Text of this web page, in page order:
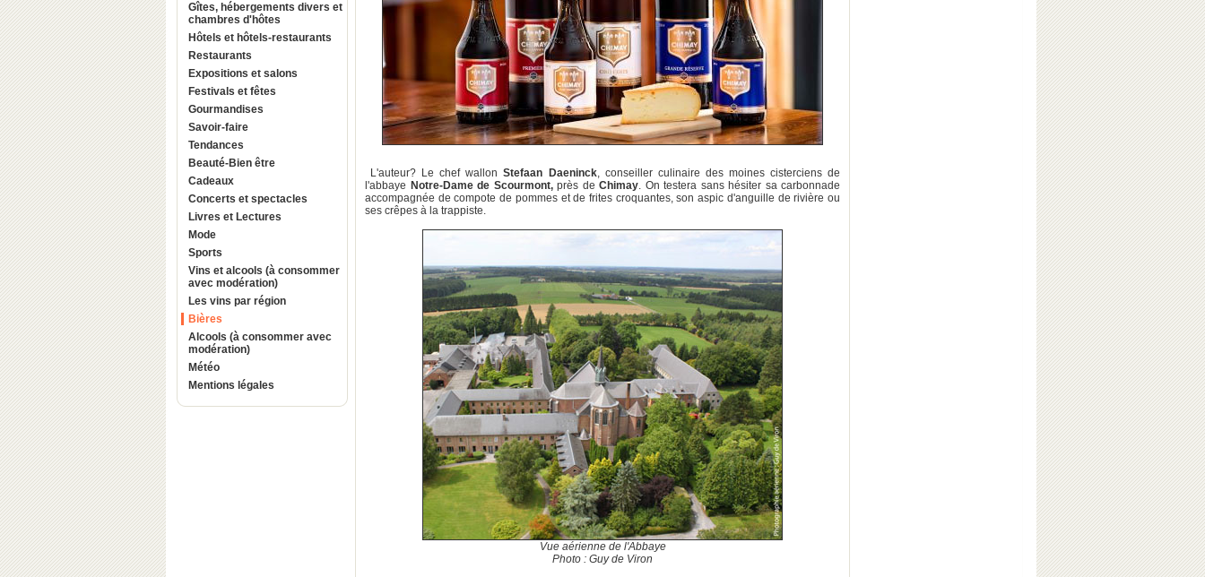
Gîtes, hébergements divers et
chambres d'hôtes
Hôtels et hôtels-restaurants
Restaurants
Expositions et salons
Festivals et fêtes
Gourmandises
Savoir-faire
Tendances
Beauté-Bien être
Cadeaux
Concerts et spectacles
Livres et Lectures
Mode
Sports
Vins et alcools (à consommer
avec modération)
Les vins par région
Bières
Alcools (à consommer avec
modération)
Météo
Mentions légales
L'auteur? Le chef wallonStefaan Daeninck, conseiller culinaire des moines cisterciens de
l'abbaye Notre-Dame de Scourmont,près de Chimay. On testera sans hésiter sa carbonnade
accompagnée de compote de pommes et de frites croquantes, son aspic d'anguille de rivière ou
ses crêpes à la trappiste.
Vue aérienne de l'Abbaye
Photo : Guy de Viron